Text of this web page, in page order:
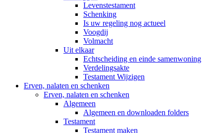
Levenstestament
Schenking
Is uw regeling nog actueel
Voogdij
Volmacht
Uit elkaar
Echtscheiding en einde samenwoning
Verdelingsakte
Testament Wijzigen
Erven, nalaten en schenken
Erven, nalaten en schenken
Algemeen
Algemeen en downloaden folders
Testament
Testament maken